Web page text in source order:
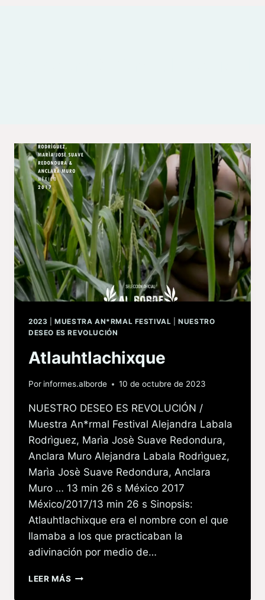
2023 |MUESTRA AN*RMAL FESTIVAL |NUESTRO
DESEO ES REVOLUCIÓN
Atlauhtlachixque
Por informes.alborde 10 de octubre de 2023
NUESTRO DESEO ES REVOLUCIÓN /
Muestra An*rmal Festival Alejandra Labala
Rodrìguez, Marìa Josè Suave Redondura,
Anclara Muro Alejandra Labala Rodrìguez,
Marìa Josè Suave Redondura, Anclara
Muro … 13 min 26 s México 2017
México/2017/13 min 26 s Sinopsis:
Atlauhtlachixque era el nombre con el que
llamaba a los que practicaban la
adivinación por medio de…
LEER MÁS